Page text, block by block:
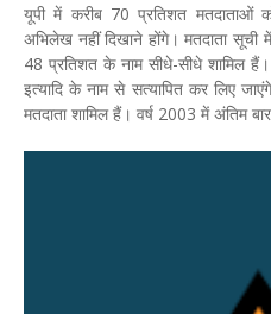
यूपी में करीब 70 प्रतिशत मतदाताओं
अभिलेख नहीं दिखाने होंगे। मतदाता
48 प्रतिशत के नाम सीधे-सीधे शामिल
इत्यादि के नाम से सत्यापित कर लिए
मतदाता शामिल हैं। वर्ष 2003 में अंतिम